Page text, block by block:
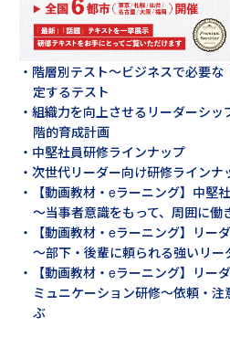
・階層別テスト～ビジネスで必要
定するテスト
・組織力を向上させるリーダーシ
階的育成計画
・中堅社員研修ラインナップ
・次世代リーダー向け研修ラインナ
・【動画教材・eラーニング】中堅
～当事者意識をもって、周囲に働
・【動画教材・eラーニング】リー
～部下・後輩に頼られる強いリー
・【動画教材・eラーニング】リー
ミュニケーション研修～依頼・
ぶ